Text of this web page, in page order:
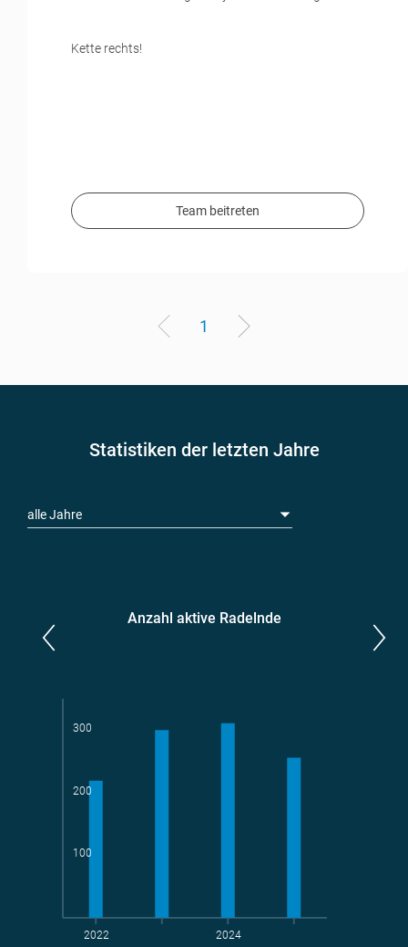
Kette rechts!
Team beitreten
1
Statistiken der letzten Jahre
alle Jahre
-Vermeidung
Anzahl aktive Radelnde
2022 2024
100
200
300